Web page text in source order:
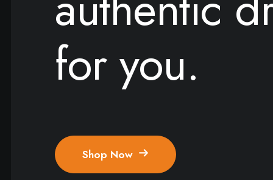
for you.
Shop Now